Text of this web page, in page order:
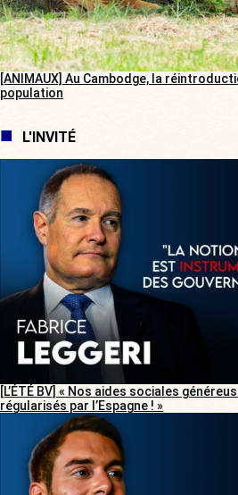
[ANIMAUX] Au Cambodge, la
population
L'INVITÉ
[L’ÉTÉ BV] « Nos aides sociales
régularisés par l’Espagne ! »